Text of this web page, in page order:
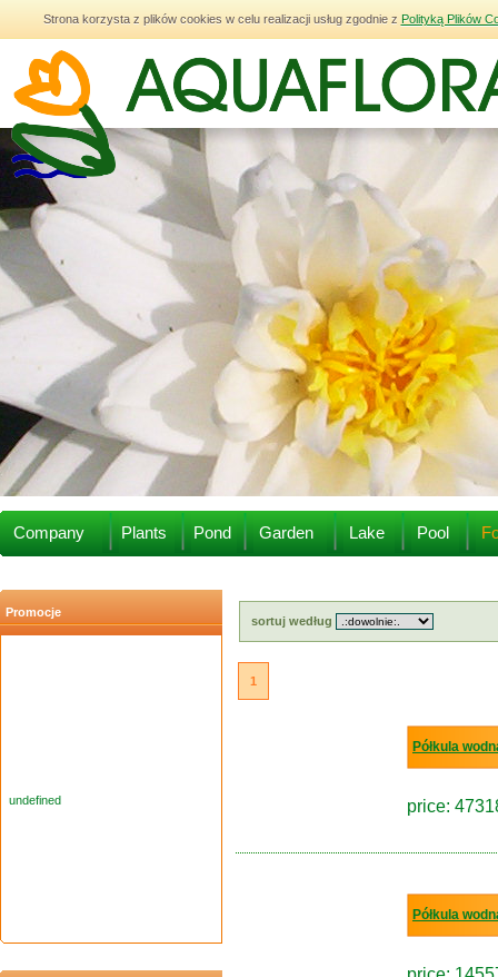
Strona korzysta z plików cookies w celu realizacji usług zgodnie z Polityką Plików
Company Plants Pond Garden Lake Pool
Promocje
undefined
sortuj według
1
Półkula
price:
Półkula